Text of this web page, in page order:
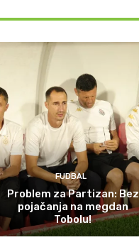
FUDBAL
Problem za Partizan: Bez
pojačanja na megdan
Tobolu!